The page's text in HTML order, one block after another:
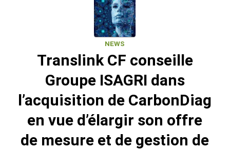
NEWS
Translink CF conseille
Groupe ISAGRI dans
l’acquisition de CarbonDiag
en vue d’élargir son offre
de mesure et de gestion de